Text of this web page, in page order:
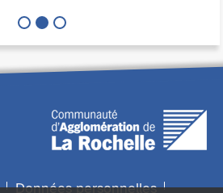
Données personnelles